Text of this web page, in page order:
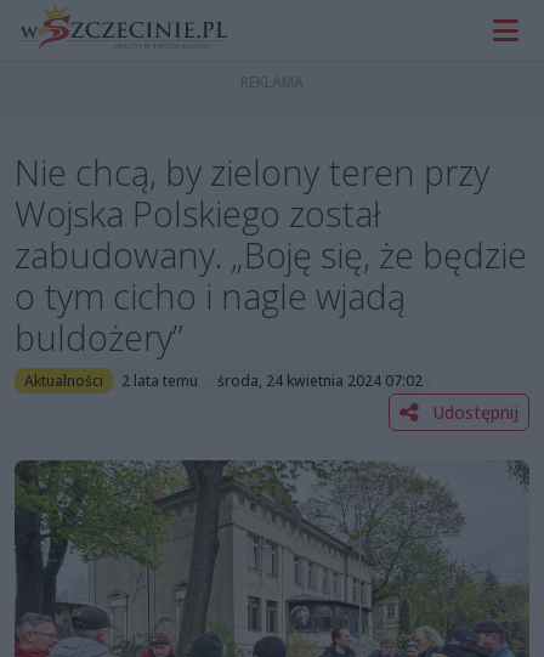
Nie chcą, by zielony teren przy
Wojska Polskiego został
zabudowany. „Boję się, że będzie
o tym cicho i nagle wjadą
buldożery”
Aktualności 2 lata temu środa, 24 kwietnia 2024 07:02
Udostępnij